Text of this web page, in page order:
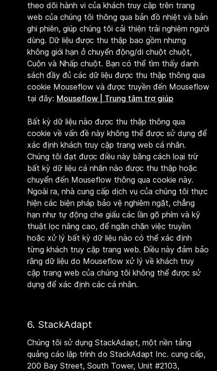
theo dõi hành vi của khách truy cập trên trang
web của chúng tôi thông qua bản đồ nhiệt và bản
ghi phiên, giúp chúng tôi cải thiện trải nghiệm người
dùng. Dữ liệu được thu thập bao gồm nhưng
không giới hạn ở chuyển động/di chuột chuột,
Cuộn và Nhấp chuột. Bạn có thể tìm thấy danh
sách đầy đủ các dữ liệu được thu thập thông qua
cookie Mouseflow và được truyền đến Mouseflow
tại đây: Mouseflow | Trung tâm trợ giúp
Bất kỳ dữ liệu nào được thu thập thông qua
cookie về vấn đề này không thể được sử dụng để
xác định khách truy cập trang web cá nhân.
Chúng tôi đạt được điều này bằng cách loại trừ
bất kỳ dữ liệu cá nhân nào được thu thập hoặc
chuyển đến Mouseflow thông qua cookie này.
Ngoài ra, nhà cung cấp dịch vụ của chúng tôi thực
hiện các biện pháp bảo vệ nghiêm ngặt, chẳng
hạn như tự động che giấu các lần gõ phím và kỹ
thuật lọc nâng cao, để ngăn chặn việc truyền
hoặc xử lý bất kỳ dữ liệu nào có thể xác định
từng khách truy cập trang web. Điều này đảm bảo
rằng dữ liệu do Mouseflow xử lý về khách truy
cập trang web của chúng tôi không thể được sử
dụng để xác định các cá nhân.
6. StackAdapt
Chúng tôi sử dụng StackAdapt, một nền tảng
quảng cáo lập trình do StackAdapt Inc. cung cấp,
200 Bay Street, South Tower, Unit #2103,